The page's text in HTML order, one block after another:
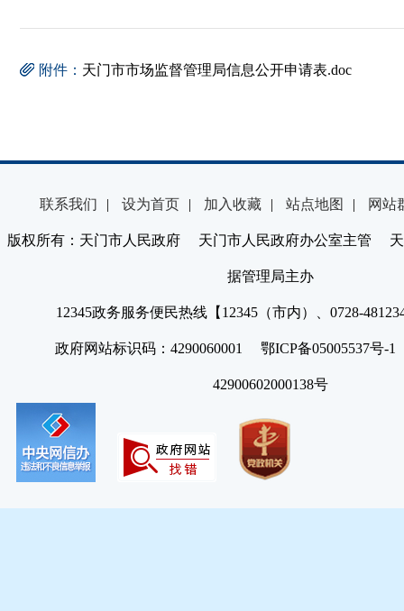
附件： 天门市市场监督管理局信息公开申请表.doc
联系我们 | 设为首页 | 加入收藏 | 站点地图 | 网站
版权所有：天门市人民政府 天门市人民政府办公室主管 天
据管理局主办
12345政务服务便民热线【12345（市内）、0728-
政府网站标识码：4290060001 鄂ICP备05005537号
42900602000138号